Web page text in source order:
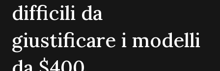
difficili da
giustificare i modelli